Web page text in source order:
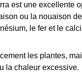
est une
ou la nouaison
le fer et le
les plantes,
la chaleur excessive.